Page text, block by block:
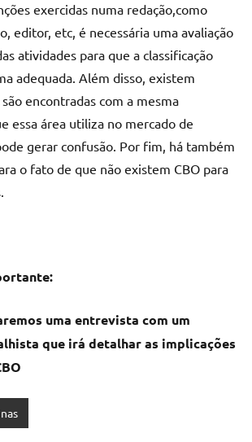
exercidas numa redação,como
editor, etc, é necessária uma avaliação
atividades para que a classificação
adequada. Além disso, existem
encontradas com a mesma
essa área utiliza no mercado de
gerar confusão. Por fim, há também
o fato de que não existem CBO para
uma entrevista com um
que irá detalhar as implicações